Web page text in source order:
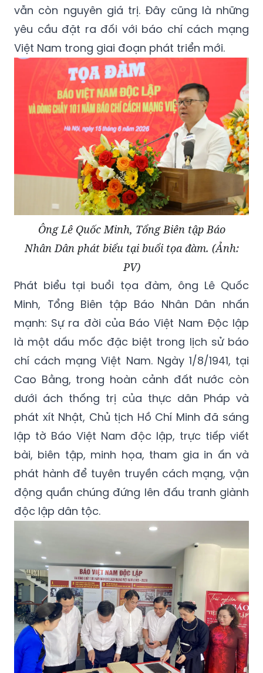
vẫn còn nguyên giá trị. Đây cũng là những
yêu cầu đặt ra đối với báo chí cách mạng
Việt Nam trong giai đoạn phát triển mới.
Ông Lê Quốc Minh, Tổng Biên tập Báo
Nhân Dân phát biểu tại buổi tọa đàm. (Ảnh:
PV)
Phát biểu tại buổi tọa đàm, ông Lê Quốc
Minh, Tổng Biên tập Báo Nhân Dân nhấn
mạnh: Sự ra đời của Báo Việt Nam Độc lập
là một dấu mốc đặc biệt trong lịch sử báo
chí cách mạng Việt Nam. Ngày 1/8/1941, tại
Cao Bằng, trong hoàn cảnh đất nước còn
dưới ách thống trị của thực dân Pháp và
phát xít Nhật, Chủ tịch Hồ Chí Minh đã sáng
lập tờ Báo Việt Nam độc lập, trực tiếp viết
bài, biên tập, minh họa, tham gia in ấn và
phát hành để tuyên truyền cách mạng, vận
động quần chúng đứng lên đấu tranh giành
độc lập dân tộc.